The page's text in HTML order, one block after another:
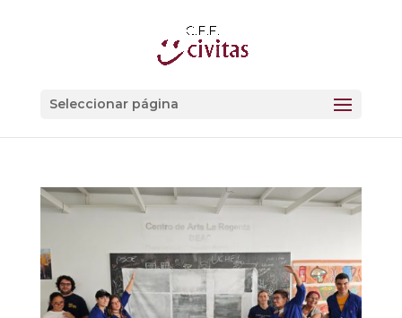
Seleccionar página